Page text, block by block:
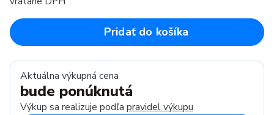
Pridať do košíka
Aktuálna výkupná cena
bude ponúknutá
Výkup sa realizuje podľa pravidel výkupu